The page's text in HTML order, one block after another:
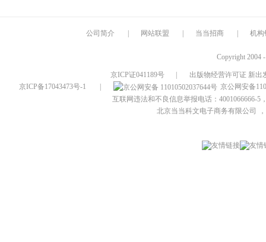
公司简介 网站联盟 当当招商 机构
Copyright 2004
京ICP证041189号
出版物经营许可证 新出
京ICP备17043473号-1
京公网安备
互联网违法和不良信息举报电话：4001066666-5
北京当当科文电子商务有限公司